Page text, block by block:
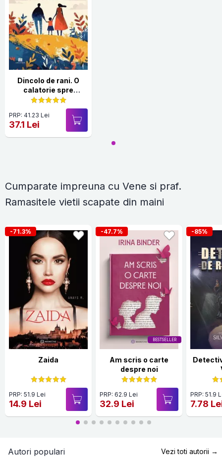
Dincolo de rani. O
calatorie spre
sufletul unei familii
PRP: 41.23 Lei
37.1 Lei
Cumparate impreuna cu Vene si praf.
Ramasitele vietii scapate din maini
-71.3%
Zaida
PRP: 51.9 Lei
14.9 Lei
BESTSELLER
-47.7%
Am scris o carte
despre noi
PRP: 62.9 Lei
32.9 Lei
-85%
PRP: 51.9
7.78
Autori populari Vezi toti autorii →